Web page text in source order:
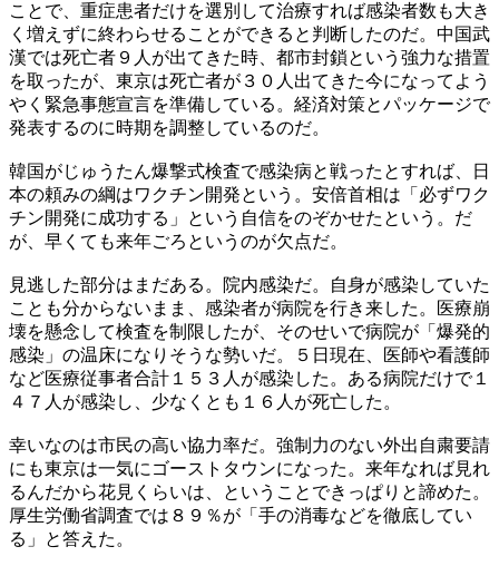
ことで、重症患者だけを選別して治療すれば感染者数も大き
く増えずに終わらせることができると判断したのだ。中国武
漢では死亡者９人が出てきた時、都市封鎖という強力な措置
を取ったが、東京は死亡者が３０人出てきた今になってよう
やく緊急事態宣言を準備している。経済対策とパッケージで
発表するのに時期を調整しているのだ。
韓国がじゅうたん爆撃式検査で感染病と戦ったとすれば、日
本の頼みの綱はワクチン開発という。安倍首相は「必ずワク
チン開発に成功する」という自信をのぞかせたという。だ
が、早くても来年ごろというのが欠点だ。
見逃した部分はまだある。院内感染だ。自身が感染していた
ことも分からないまま、感染者が病院を行き来した。医療崩
壊を懸念して検査を制限したが、そのせいで病院が「爆発的
感染」の温床になりそうな勢いだ。５日現在、医師や看護師
など医療従事者合計１５３人が感染した。ある病院だけで１
４７人が感染し、少なくとも１６人が死亡した。
幸いなのは市民の高い協力率だ。強制力のない外出自粛要請
にも東京は一気にゴーストタウンになった。来年なれば見れ
るんだから花見くらいは、ということできっぱりと諦めた。
厚生労働省調査では８９％が「手の消毒などを徹底してい
る」と答えた。